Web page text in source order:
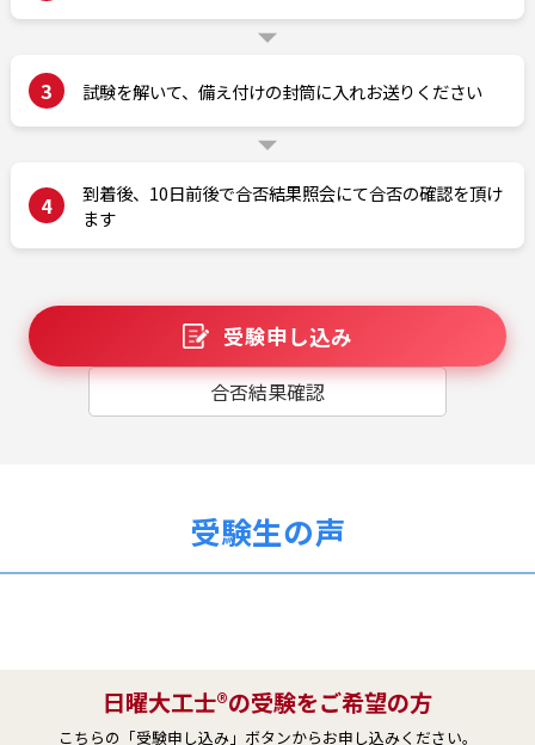
3 試験を解いて、備え付けの封筒に入れお送りください
4
到着後、10日前後で合否結果照会にて合否の確認を頂け
ます
受験申し込み
合否結果確認
受験生の声
日曜大工士®の受験をご希望の方
こちらの「受験申し込み」ボタンからお申し込みください。